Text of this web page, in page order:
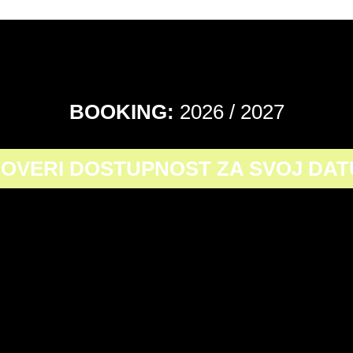
BOOKING: 2026 / 2027
DOSTUPNOST ZA SVOJ